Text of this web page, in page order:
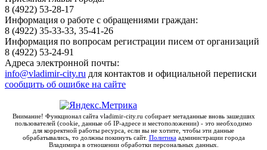
8 (4922) 53-28-17
Информация о работе с обращениями граждан:
8 (4922) 35-33-33, 35-41-26
Информация по вопросам регистрации писем от организаций
8 (4922) 53-24-91
Адреса электронной почты:
info@vladimir-city.ru для контактов и официальной переписки
сообщить об ошибке на сайте
Внимание! Функционал сайта vladimir-city.ru собирает метаданные вновь зашедших
пользователей (cookie, данные об IP-адресе и местоположении) - это необходимо
для корректной работы ресурса, если вы не хотите, чтобы эти данные
обрабатывались, то должны покинуть сайт. Политикаадминистрации города
Владимира в отношении обработки персональных данных.